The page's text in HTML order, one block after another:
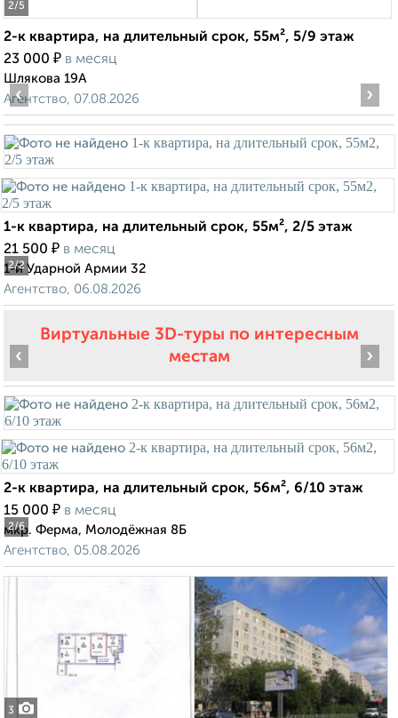
2/5
2-к квартира, на длительный срок, 55м², 5/9 этаж
23 000 ₽ в месяц
Шлякова 19А
Агентство, 07.08.2026
2/2
‹ ›
1-к квартира, на длительный срок, 55м², 2/5 этаж
21 500 ₽ в месяц
1-й Ударной Армии 32
Агентство, 06.08.2026
Виртуальные 3D-туры по интересным
местам
2/6
‹ ›
2-к квартира, на длительный срок, 56м², 6/10 этаж
15 000 ₽ в месяц
мкр. Ферма, Молодёжная 8Б
Агентство, 05.08.2026
3